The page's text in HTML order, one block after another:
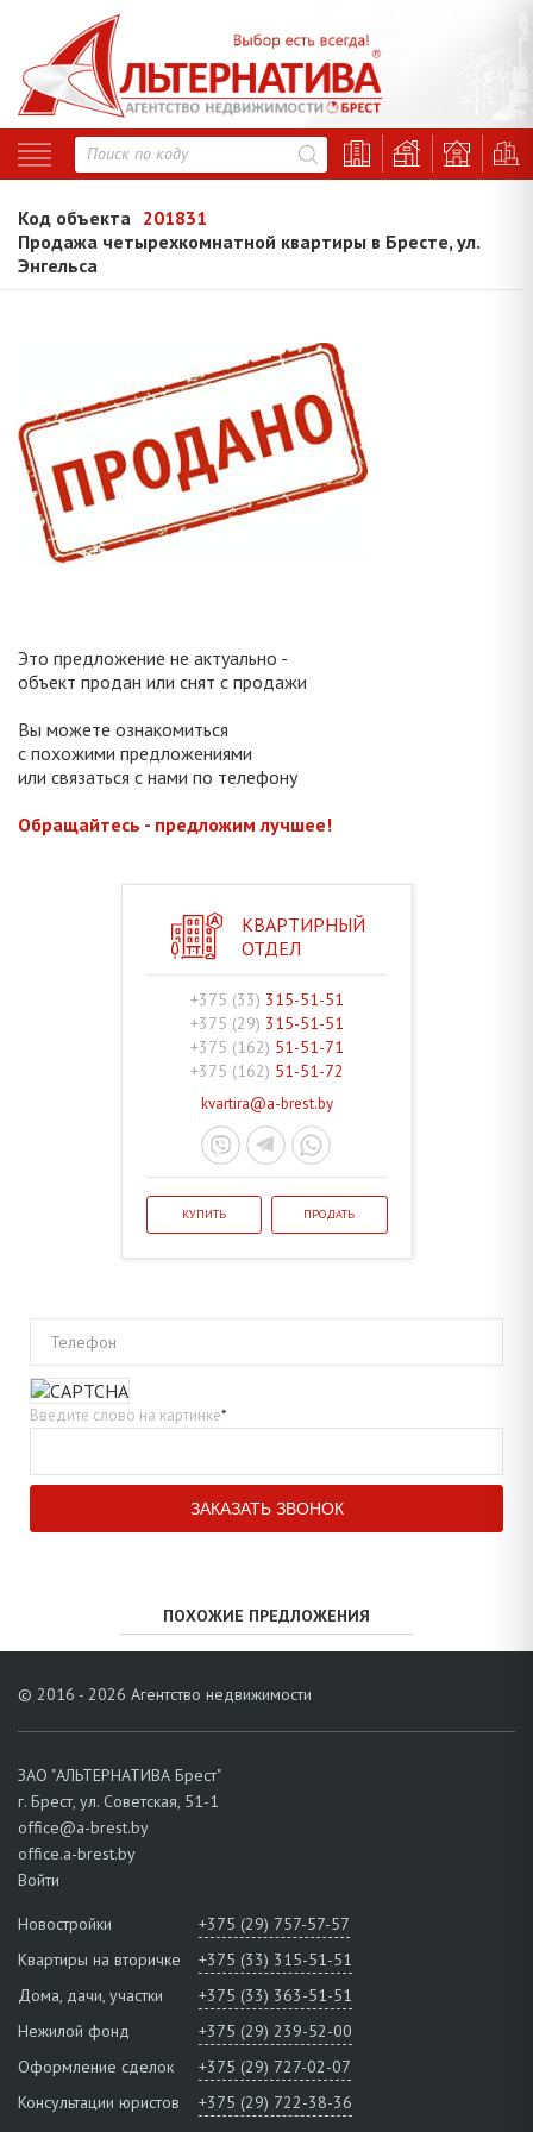
Код объекта 201831
Продажа четырехкомнатной квартиры в Бресте, ул.
Энгельса
Это предложение не актуально -
объект продан или снят с продажи
Вы можете ознакомиться
с похожими предложениями
или связаться с нами по телефону
Обращайтесь - предложим лучшее!
КВАРТИРНЫЙ
ОТДЕЛ
+375 (33) 315-51-51
+375 (29) 315-51-51
+375 (162) 51-51-71
+375 (162) 51-51-72
kvartira@a-brest.by
КУПИТЬ ПРОДАТЬ
Телефон
Введите слово на картинке*
ПОХОЖИЕ ПРЕДЛОЖЕНИЯ
© 2016 - 2026 Агентство недвижимости
ЗАО "АЛЬТЕРНАТИВА Брест"
г. Брест, ул. Советская, 51-1
office@a-brest.by
office.a-brest.by
Войти
Новостройки
+375 (29) 757-57-57
Квартиры на вторичке
+375 (33) 315-51-51
Дома, дачи, участки
+375 (33) 363-51-51
Нежилой фонд
+375 (29) 239-52-00
Оформление сделок
+375 (29) 727-02-07
Консультации юристов
+375 (29) 722-38-36